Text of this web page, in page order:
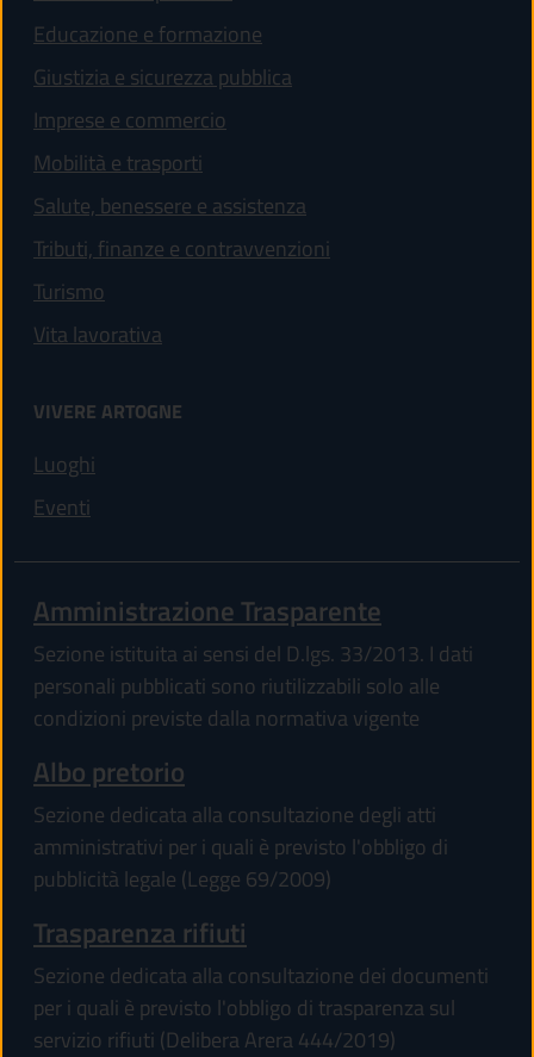
Educazione e formazione
Giustizia e sicurezza pubblica
Imprese e commercio
Mobilità e trasporti
Salute, benessere e assistenza
Tributi, finanze e contravvenzioni
Turismo
Vita lavorativa
VIVERE ARTOGNE
Luoghi
Eventi
Amministrazione Trasparente
Sezione istituita ai sensi del D.lgs. 33/2013. I dati
personali pubblicati sono riutilizzabili solo alle
condizioni previste dalla normativa vigente
Albo pretorio
Sezione dedicata alla consultazione degli atti
amministrativi per i quali è previsto l'obbligo di
pubblicità legale (Legge 69/2009)
Trasparenza rifiuti
Sezione dedicata alla consultazione dei documenti
per i quali è previsto l'obbligo di trasparenza sul
servizio rifiuti (Delibera Arera 444/2019)